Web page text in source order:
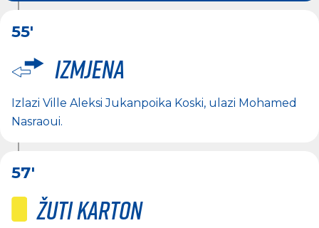
55'
Izmjena
Izlazi Ville Aleksi Jukanpoika Koski, ulazi Mohamed
Nasraoui.
57'
Žuti karton